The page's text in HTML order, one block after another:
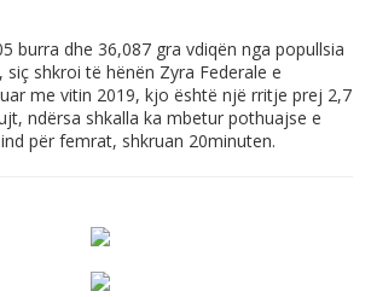
burra dhe 36,087 gra vdiqën nga popullsia
siç shkroi të hënën Zyra Federale e
me vitin 2019, kjo është një rritje prej 2,7
ndërsa shkalla ka mbetur pothuajse e
për femrat, shkruan 20minuten.